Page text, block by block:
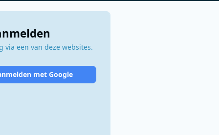
via een van deze websites.
met Google